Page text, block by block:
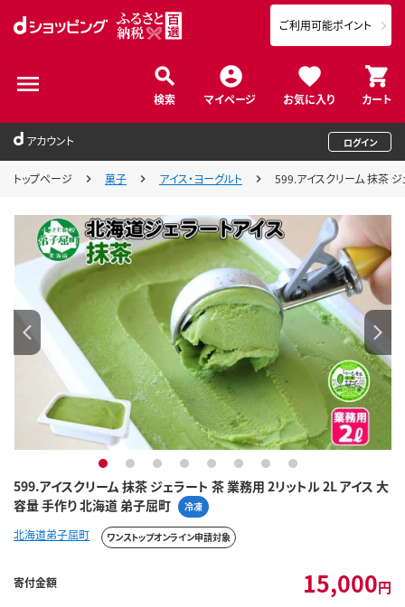
検索 マイページ お気に入り カート
ご利用可能ポイント
アカウント ログイン
トップページ 菓子 アイス・ヨーグルト 599.アイスクリーム 抹茶
599.アイスクリーム 抹茶 ジェラート 茶 業務用 2リットル 2L アイス 大
容量 手作り 北海道 弟子屈町
冷凍
1 2 3 4 5 6 7 8
北海道弟子屈町 ワンストップオンライン申請対象
寄付金額 15,000円